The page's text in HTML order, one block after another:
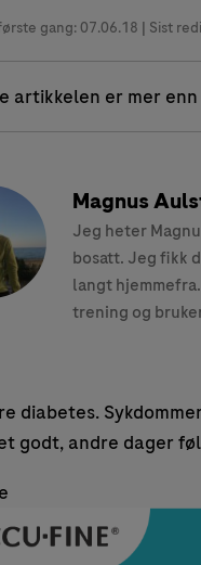
gang: 07.06.18 | Sist
artikkelen er mer
Magnus
Jeg heter
bosatt. Jeg fikk
langt
trening og
diabetes.
godt, andre dager